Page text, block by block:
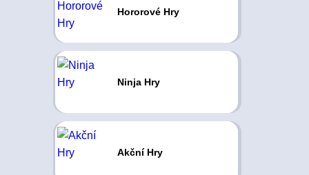
Hororové Hry
Ninja Hry
Akční Hry